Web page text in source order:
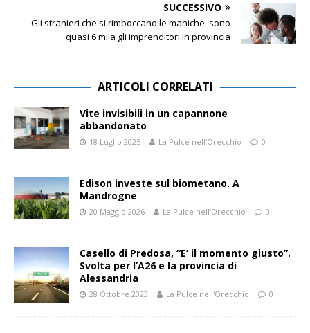
SUCCESSIVO
Gli stranieri che si rimboccano le maniche: sono
quasi 6 mila gli imprenditori in provincia
ARTICOLI CORRELATI
Vite invisibili in un capannone
abbandonato
18 Luglio 2025 La Pulce nell'Orecchio 0
Edison investe sul biometano. A
Mandrogne
20 Maggio 2026 La Pulce nell'Orecchio 0
Casello di Predosa, “E’ il momento giusto”.
Svolta per l’A26 e la provincia di
Alessandria
28 Ottobre 2023 La Pulce nell'Orecchio 0